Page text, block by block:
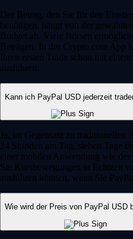
Der Betrag, den Sie für den
benötigen, hängt von der
Budget ab. Viele Börsen
Beträgen. In der Crypto.com App
Ihren ersten Trade schon mit
ausführen.
Kann ich PayPal USD jederzeit
Ja, im Gegensatz zu
24 Stunden am Tag, sieben Tage
einer mobilen Anwendung wie der
Sie Kursbewegungen in Echtzeit
ausführen können, wenn Sie
Wie wird der Preis von PayPal USD